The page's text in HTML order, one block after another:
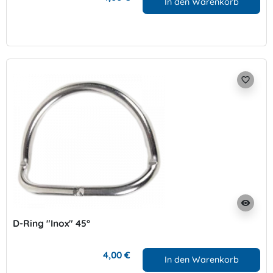
visibility
favorite_border
D-Ring "Inox" 45°
4,00 € In den Warenkorb